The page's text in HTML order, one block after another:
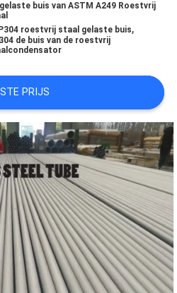
gelaste buis van ASTM A249 Roestvrij
roestvrij staal gelaste buis,
de buis van de roestvrij
PRIJS